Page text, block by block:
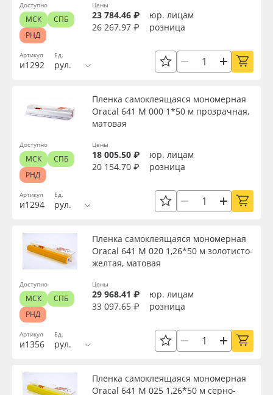
Артикул
и1292
Ед.
рул.
Цены
23 784.46 ₽
юр. лицам
26 267.97 ₽
розница
Доступно
МСК
СПБ
РНД
Артикул
и1294
Пленка самоклеящаяся мономерная
Oracal 641 M 000 1*50 м прозрачная,
матовая
Ед.
рул.
Цены
18 005.50 ₽
юр. лицам
20 154.70 ₽
розница
Доступно
МСК
СПБ
РНД
Артикул
и1356
Пленка самоклеящаяся мономерная
Oracal 641 M 020 1,26*50 м золотисто-
желтая, матовая
Ед.
рул.
Цены
29 968.41 ₽
юр. лицам
33 097.65 ₽
розница
Доступно
МСК
СПБ
РНД
Пленка самоклеящаяся мономерная
Oracal 641 M 025 1,26*50 м серно-